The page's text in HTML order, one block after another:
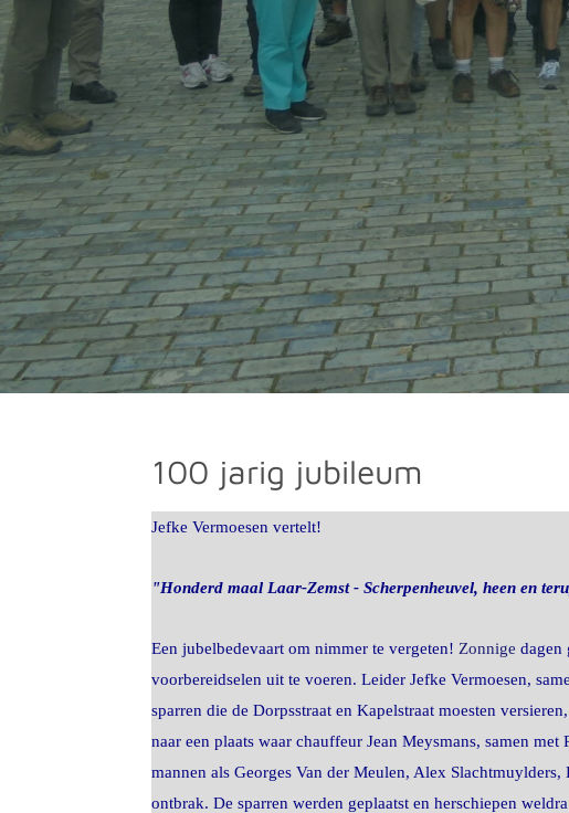
100 jarig jubileum
Jefke Vermoesen vertelt!
"Honderd maal Laar-Zemst - Scherpenheuvel, heen en
Een jubelbedevaart om nimmer te vergeten! Zonnige dagen
voorbereidselen uit te voeren. Leider Jefke Vermoesen,
sparren die de Dorpsstraat en Kapelstraat moesten
naar een plaats waar chauffeur Jean Meysmans, samen
mannen als Georges Van der Meulen, Alex
ontbrak. De sparren werden geplaatst en herschiepen